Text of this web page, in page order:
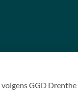
GGD